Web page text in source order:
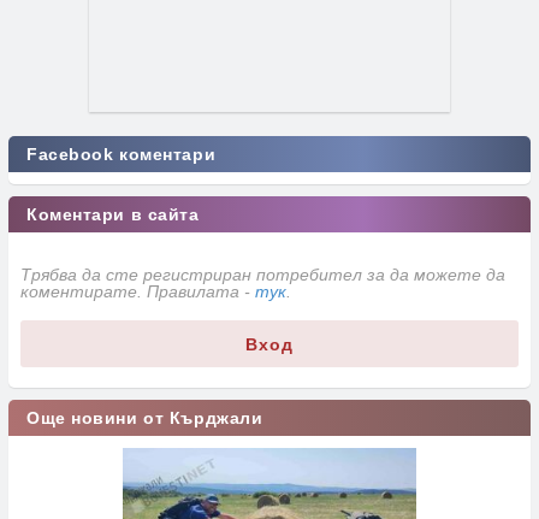
Facebook коментари
Коментари в сайта
Трябва да сте регистриран потребител за да можете да
коментирате. Правилата - тук
Вход
Още новини от Кърджали